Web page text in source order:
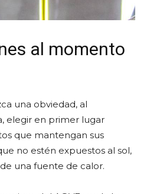
al momento
una obviedad, al
elegir en primer lugar
que mantengan sus
no estén expuestos al sol,
una fuente de calor.